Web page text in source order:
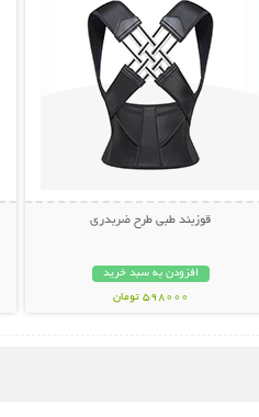
قوزبند طبی طرح ضربدری
افزودن به سبد خرید
598000 تومان